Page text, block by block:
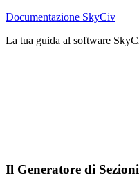
Documentazione SkyCiv
La tua guida al software
Il Generatore di